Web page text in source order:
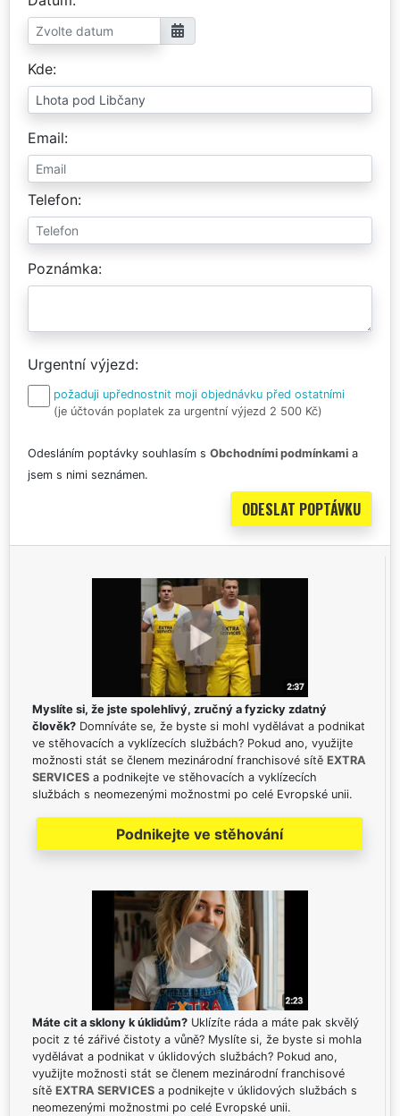
Kde
Email
Telefon
Poznámka
Urgentní výjezd
požaduji upřednostnit moji objednávku před ostatními
(je účtován poplatek za urgentní výjezd 2 500 Kč)
Odesláním poptávky souhlasím s Obchodními podmínkami a
jsem s nimi seznámen.
Myslíte si, že jste spolehlivý, zručný a fyzicky zdatný
člověk? Domníváte se, že byste si mohl vydělávat a podnikat
ve stěhovacích a vyklízecích službách? Pokud ano, využijte
možnosti stát se členem mezinárodní franchisové sítě EXTRA
SERVICES a podnikejte ve stěhovacích a vyklízecích
službách s neomezenými možnostmi po celé Evropské unii.
Podnikejte ve stěhování
Máte cit a sklony k úklidům? Uklízíte ráda a máte pak skvělý
pocit z té zářivé čistoty a vůně? Myslíte si, že byste si mohla
vydělávat a podnikat v úklidových službách? Pokud ano,
využijte možnosti stát se členem mezinárodní franchisové
sítě EXTRA SERVICES a podnikejte v úklidových službách s
neomezenými možnostmi po celé Evropské unii.